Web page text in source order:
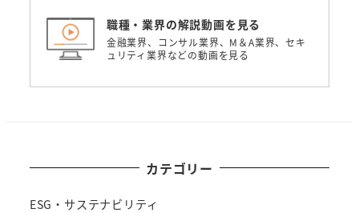
職種・業界の解説動画を見る
金融業界、コンサル業界、M＆A業界、セキ
ュリティ業界などの動画を見る
カテゴリー
ESG・サステナビリティ